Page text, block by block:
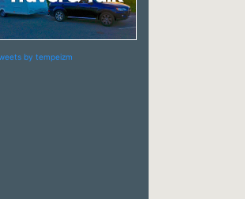
by tempeizm